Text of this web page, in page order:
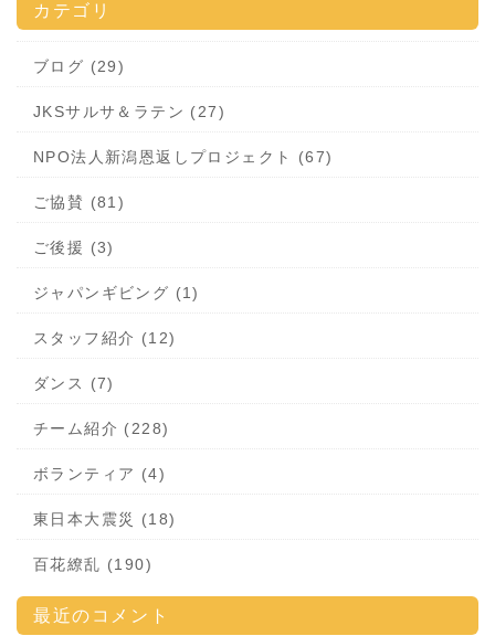
カテゴリ
ブログ (29)
JKSサルサ＆ラテン (27)
NPO法人新潟恩返しプロジェクト (67)
ご協賛 (81)
ご後援 (3)
ジャパンギビング (1)
スタッフ紹介 (12)
ダンス (7)
チーム紹介 (228)
ボランティア (4)
東日本大震災 (18)
百花繚乱 (190)
最近のコメント